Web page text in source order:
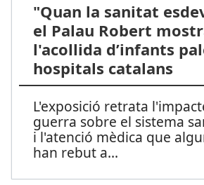
"Quan la sanitat
el Palau Robert
l'acollida d’infants
hospitals catalans
L'exposició retrata
guerra sobre el sistema
i l'atenció mèdica que
han rebut a...